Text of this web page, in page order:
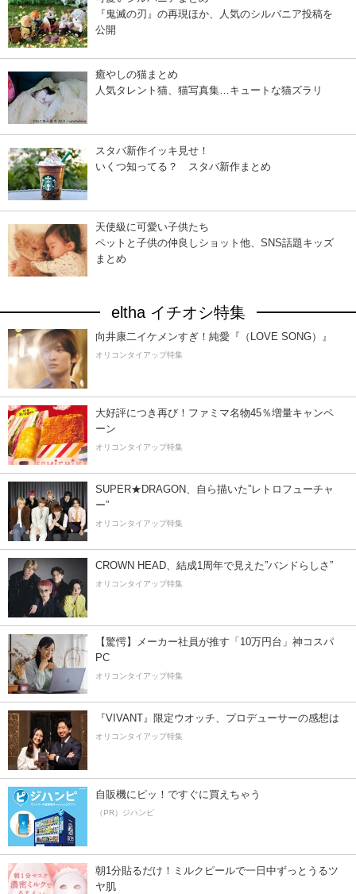
『鬼滅の刃』の再現ほか、人気のシルバニア投稿を
公開
癒やしの猫まとめ
人気タレント猫、猫写真集…キュートな猫ズラリ
スタバ新作イッキ見せ！
いくつ知ってる？ スタバ新作まとめ
天使級に可愛い子供たち
ペットと子供の仲良しショット他、SNS話題キッズ
まとめ
eltha イチオシ特集
向井康二イケメンすぎ！純愛『（LOVE SONG）』
オリコンタイアップ特集
大好評につき再び！ファミマ名物45％増量キャンペ
ーン
オリコンタイアップ特集
SUPER★DRAGON、自ら描いた”レトロフューチャ
ー”
オリコンタイアップ特集
CROWN HEAD、結成1周年で見えた”バンドらしさ”
オリコンタイアップ特集
【驚愕】メーカー社員が推す「10万円台」神コスパ
PC
オリコンタイアップ特集
『VIVANT』限定ウオッチ、プロデューサーの感想は
オリコンタイアップ特集
自販機にピッ！ですぐに買えちゃう
（PR）ジハンピ
朝1分貼るだけ！ミルクピールで一日中ずっとうるツ
ヤ肌